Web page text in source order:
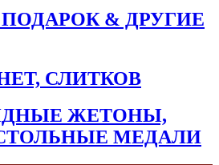
ПОДАРОК & ДРУГИЕ
СЛИТКОВ
ЖЕТОНЫ,
МЕДАЛИ